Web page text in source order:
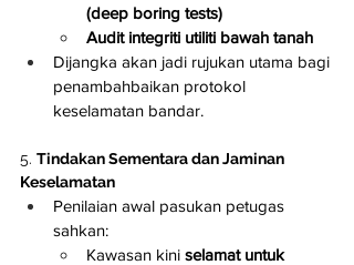
(deep boring tests)
Audit integriti utiliti bawah tanah
Dijangka akan jadi rujukan utama bagi
penambahbaikan protokol
keselamatan bandar.
5. Tindakan Sementara dan Jaminan
Keselamatan
Penilaian awal pasukan petugas
sahkan:
Kawasan kini selamat untuk